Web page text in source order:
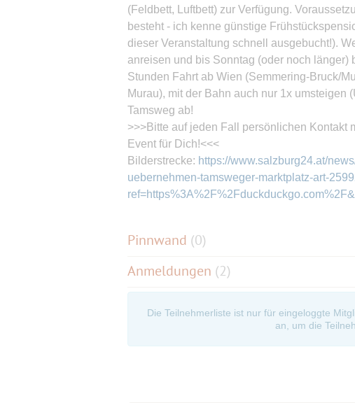
(Feldbett, Luftbett) zur Verfügung.
besteht - ich kenne günstige
dieser Veranstaltung schnell ausgebucht!).
anreisen und bis Sonntag (oder noch
Stunden Fahrt ab Wien (Semmering-Bruck/
Murau), mit der Bahn auch nur 1x umsteigen
Tamsweg ab!
>>>Bitte auf jeden Fall persönlichen Kontakt
Event für Dich!<<<
Bilderstrecke: https://www.salzburg24.at/
uebernehmen-tamsweger-marktplatz-art-
Pinnwand (0)
Anmeldungen (2)
Die Teilnehmerliste ist nur für eingeloggte
an, um die